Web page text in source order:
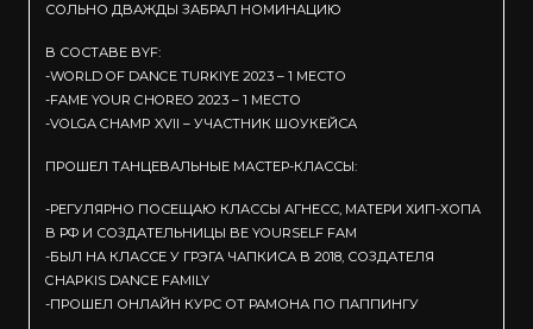
СОЛЬНО ДВАЖДЫ ЗАБРАЛ НОМИНАЦИЮ
В СОСТАВЕ BYF:
-WORLD OF DANCE TURKIYE 2023 – 1 МЕСТО
-FAME YOUR CHOREO 2023 – 1 МЕСТО
-VOLGA CHAMP XVII – УЧАСТНИК ШОУКЕЙСА
ПРОШЕЛ ТАНЦЕВАЛЬНЫЕ МАСТЕР-КЛАССЫ:
-РЕГУЛЯРНО ПОСЕЩАЮ КЛАССЫ АГНЕСС, МАТЕРИ ХИП-ХОПА
В РФ И СОЗДАТЕЛЬНИЦЫ BE YOURSELF FAM
-БЫЛ НА КЛАССЕ У ГРЭГА ЧАПКИСА В 2018, СОЗДАТЕЛЯ
CHAPKIS DANCE FAMILY
-ПРОШЕЛ ОНЛАЙН КУРС ОТ РАМОНА ПО ПАППИНГУ